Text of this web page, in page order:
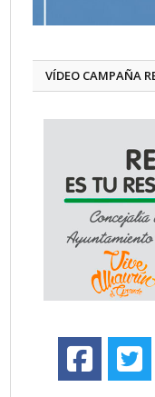
VÍDEO CAMPAÑA